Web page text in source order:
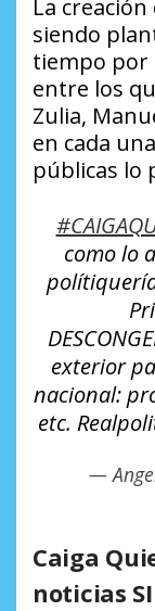
La
siendo
tiempo por
entre los
Zulia,
en cada
públicas lo
como lo
exterior
nacional:
etc.
—
Caiga
noticias